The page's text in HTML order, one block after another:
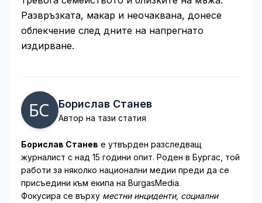
Развръзката, макар и неочаквана, донесе
облекчение след дните на напрегнато
издирване.
Борислав Станев
Автор на тази статия
Борислав Станев е утвърден разследващ
журналист с над 15 години опит. Роден в Бургас, той
работи за няколко национални медии преди да се
присъедини към екипа на BurgasMedia.
Фокусира се върху местни инциденти, социални